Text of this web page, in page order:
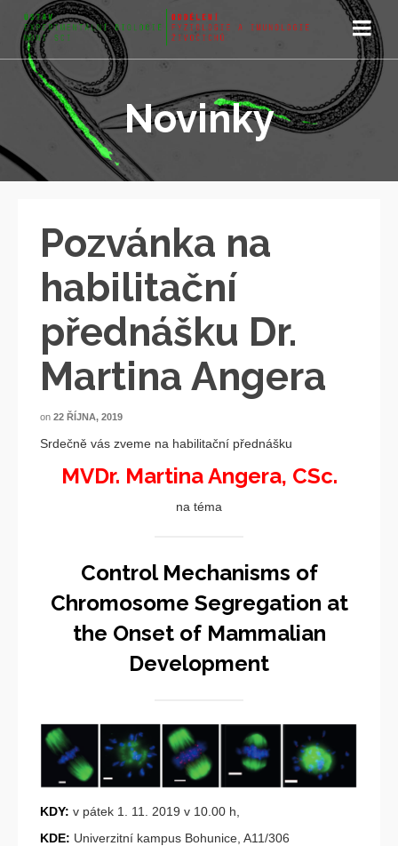
Novinky
Pozvánka na
habilitační
přednášku Dr.
Martina Angera
on 22 ŘÍJNA, 2019
Srdečně vás zveme na habilitační přednášku
MVDr. Martina Angera, CSc.
na téma
Control Mechanisms of
Chromosome Segregation at
the Onset of Mammalian
Development
KDY: v pátek 1. 11. 2019 v 10.00 h,
KDE: Univerzitní kampus Bohunice, A11/306